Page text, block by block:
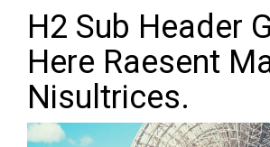
H2 Sub Header
Here Raesent
Nisultrices.